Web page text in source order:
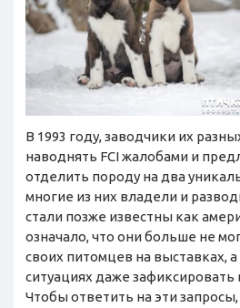
В 1993 году, заводчики их
наводнять FCI жалобами и
отделить породу на два
многие из них владели и
стали позже известны как
означало, что они больше не
своих питомцев на выставках,
ситуациях даже
Чтобы ответить на эти